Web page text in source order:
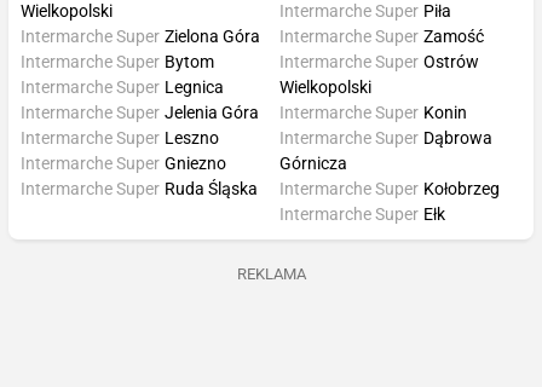
Wielkopolski
Intermarche Super Zielona Góra
Intermarche Super Bytom
Intermarche Super Legnica
Intermarche Super Piła
Intermarche Super Zamość
Intermarche Super Ostrów
Wielkopolski
Intermarche Super Jelenia Góra
Intermarche Super Leszno
Intermarche Super Gniezno
Intermarche Super Ruda Śląska
Intermarche Super Konin
Intermarche Super Dąbrowa
Górnicza
Intermarche Super Kołobrzeg
Intermarche Super Ełk
REKLAMA